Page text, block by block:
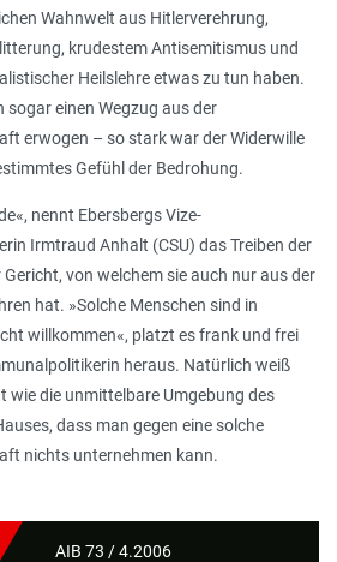
Wahnwelt aus Hitlerverehrung,
krudestem Antisemitismus und
Heilslehre etwas zu tun haben.
sogar einen Wegzug aus der
erwogen – so stark war der Widerwille
Gefühl der Bedrohung.
nennt Ebersbergs Vize-
Irmtraud Anhalt (CSU) das Treiben der
von welchem sie auch nur aus der
hat. »Solche Menschen sind in
willkommen«, platzt es frank und frei
heraus. Natürlich weiß
wie die unmittelbare Umgebung des
dass man gegen eine solche
nichts unternehmen kann.
AIB 73 / 4.2006